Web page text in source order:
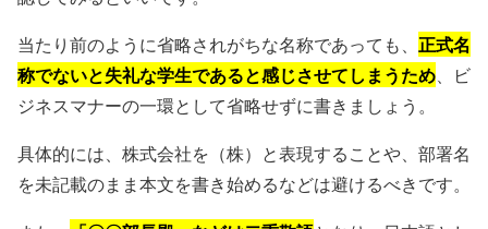
当たり前のように省略されがちな名称であっても、 正式名
称でないと失礼な学生であると感じさせてしまうため 、ビ
ジネスマナーの一環として省略せずに書きましょう。
具体的には、株式会社を（株）と表現することや、部署名
を未記載のまま本文を書き始めるなどは避けるべきです。